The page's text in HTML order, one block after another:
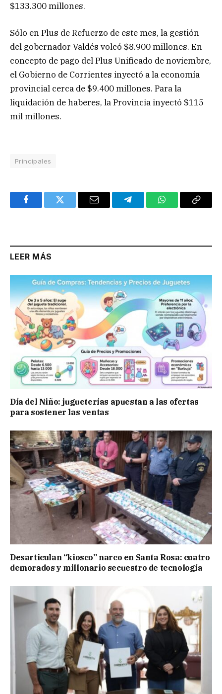
$133.300 millones.
Sólo en Plus de Refuerzo de este mes, la gestión
del gobernador Valdés volcó $8.900 millones. En
concepto de pago del Plus Unificado de noviembre,
el Gobierno de Corrientes inyectó a la economía
provincial cerca de $9.400 millones. Para la
liquidación de haberes, la Provincia inyectó $115
mil millones.
Principales
FacebookTwitter Email TelegramWhatsAppCopy
LEER MÁS
Día del Niño: jugueterías apuestan a las ofertas
para sostener las ventas
Desarticulan “kiosco” narco en Santa Rosa: cuatro
demorados y millonario secuestro de tecnología